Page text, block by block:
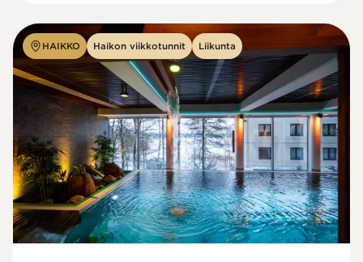
HAIKKO Haikon viikkotunnit Liikunta